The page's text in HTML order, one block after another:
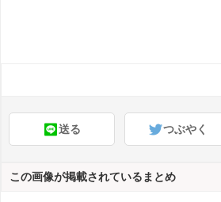
送る つぶやく
この画像が掲載されているまとめ